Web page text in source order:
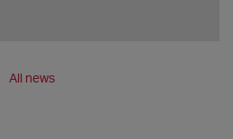
All news